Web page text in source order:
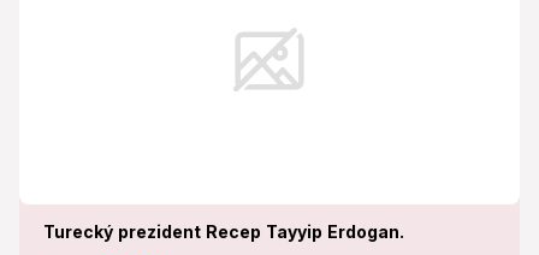
Turecký prezident Recep Tayyip Erdogan.